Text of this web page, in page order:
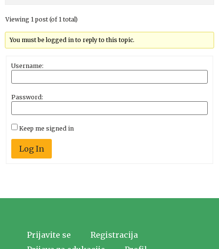
Viewing 1 post (of 1 total)
You must be logged in to reply to this topic.
Username:
Password:
Keep me signed in
Log In
Prijavite se
Registracija